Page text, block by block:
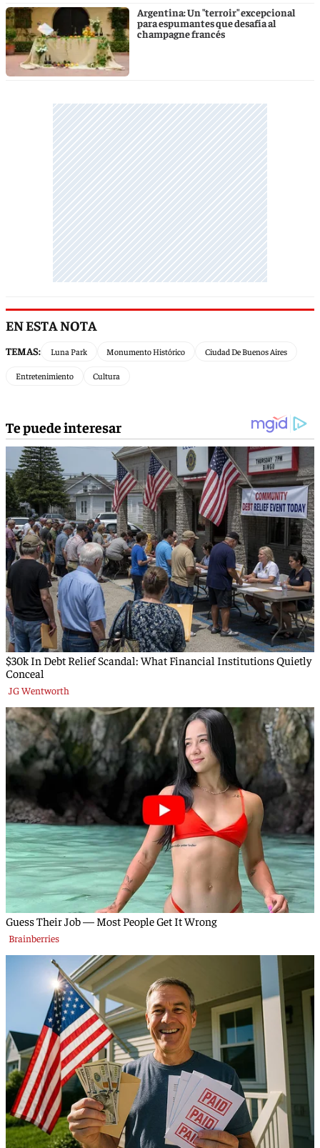
Argentina: Un "terroir" excepcional
para espumantes que desafía al
champagne francés
EN ESTA NOTA
TEMAS: Luna Park Monumento Histórico Ciudad De Buenos Aires
Entretenimiento Cultura